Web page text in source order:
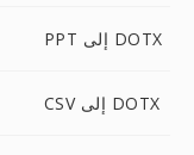
PPT إلى DOTX
CSV إلى DOTX